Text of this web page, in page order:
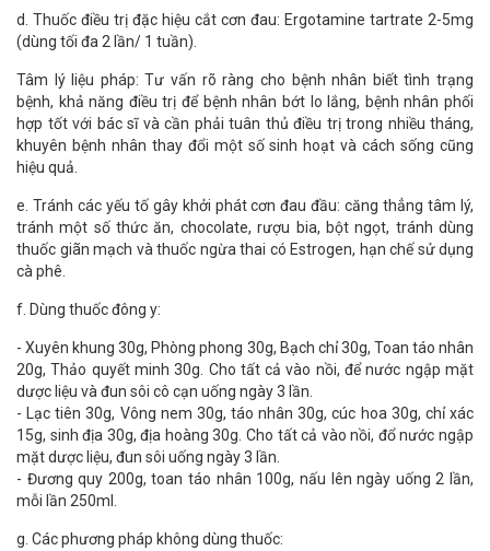
d. Thuốc điều trị đặc hiệu cắt cơn đau: Ergotamine tartrate 2-5mg
(dùng tối đa 2 lần/ 1 tuần).
Tâm lý liệu pháp: Tư vấn rõ ràng cho bệnh nhân biết tình trạng
bệnh, khả năng điều trị để bệnh nhân bớt lo lắng, bệnh nhân phối
hợp tốt với bác sĩ và cần phải tuân thủ điều trị trong nhiều tháng,
khuyên bệnh nhân thay đổi một số sinh hoạt và cách sống cũng
hiệu quả.
e. Tránh các yếu tố gây khởi phát cơn đau đầu: căng thẳng tâm lý,
tránh một số thức ăn, chocolate, rượu bia, bột ngọt, tránh dùng
thuốc giãn mạch và thuốc ngừa thai có Estrogen, hạn chế sử dụng
cà phê.
f. Dùng thuốc đông y:
- Xuyên khung 30g, Phòng phong 30g, Bạch chỉ 30g, Toan táo nhân
20g, Thảo quyết minh 30g. Cho tất cả vào nồi, để nước ngập mặt
dược liệu và đun sôi cô cạn uống ngày 3 lần.
- Lạc tiên 30g, Vông nem 30g, táo nhân 30g, cúc hoa 30g, chỉ xác
15g, sinh địa 30g, địa hoàng 30g. Cho tất cả vào nồi, đổ nước ngập
mặt dược liệu, đun sôi uống ngày 3 lần.
- Đương quy 200g, toan táo nhân 100g, nấu lên ngày uống 2 lần,
mỗi lần 250ml.
g. Các phương pháp không dùng thuốc: